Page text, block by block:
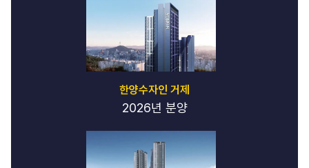
한양수자인 거제
2026년 분양